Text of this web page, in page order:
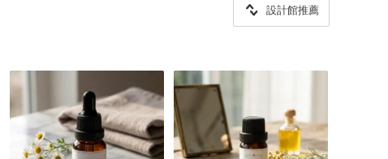
設計館推薦